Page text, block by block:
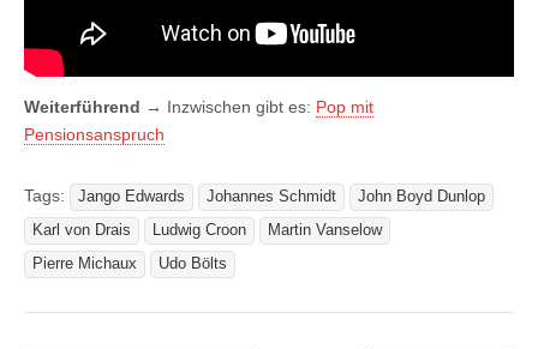
Weiterführend → Inzwischen gibt es: Pop mit
Pensionsanspruch
Tags: Jango Edwards Johannes Schmidt
John Boyd Dunlop
Karl von Drais
Ludwig Croon
Martin Vanselow
Pierre Michaux
Udo Bölts